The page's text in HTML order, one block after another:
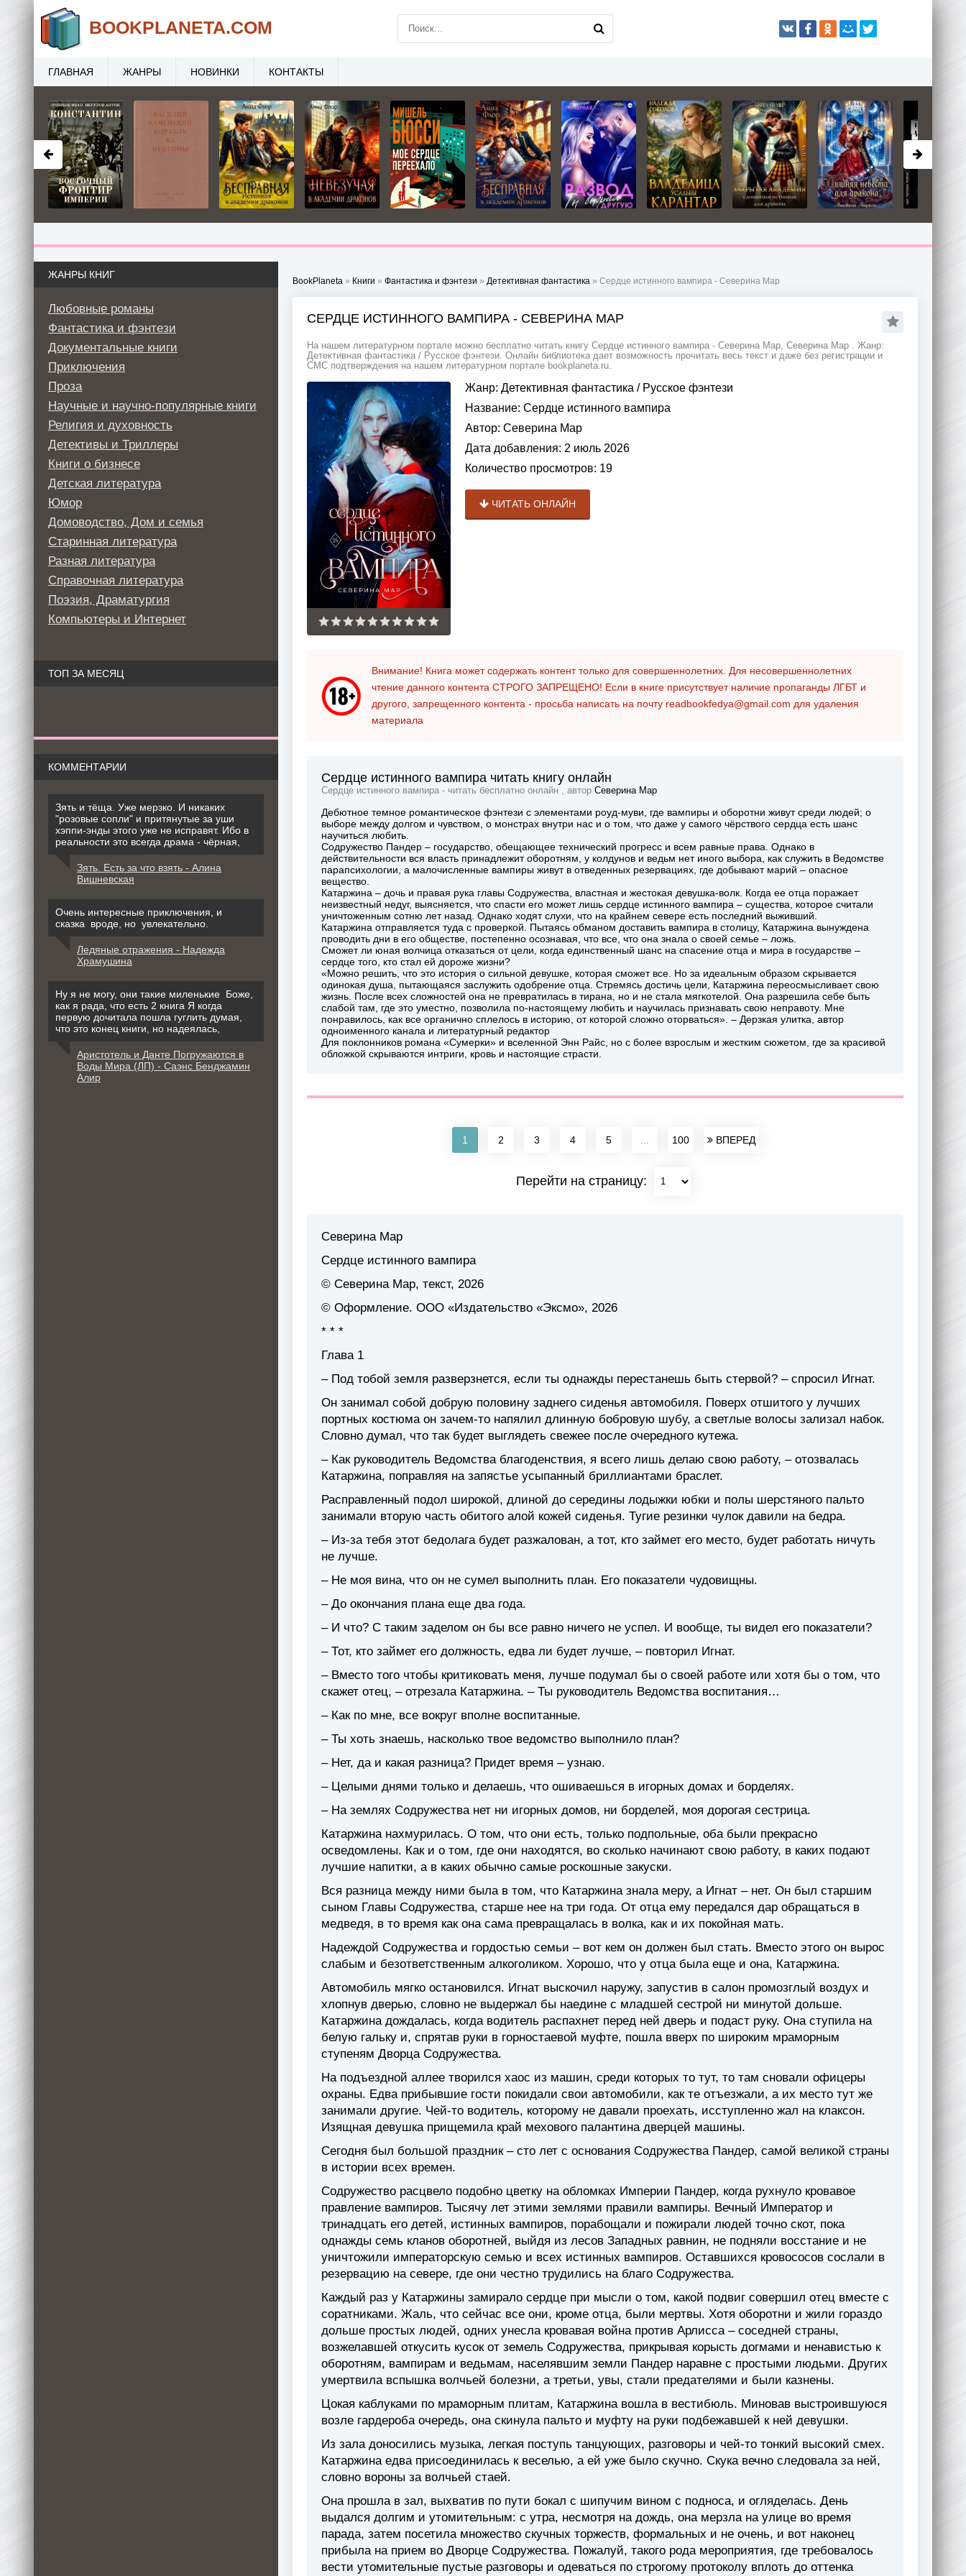
BookPlaneta » Книги » Фантастика и фэнтези » Детективная фантастика » Сердце истинного вампира - Северина Мар
СЕРДЦЕ ИСТИННОГО ВАМПИРА - СЕВЕРИНА МАР
На нашем литературном портале можно бесплатно читать книгу Сердце истинного вампира - Северина Мар, Северина Мар . Жанр:
Детективная фантастика / Русское фэнтези. Онлайн библиотека дает возможность прочитать весь текст и даже без регистрации и
СМС подтверждения на нашем литературном портале bookplaneta.ru.
Жанр: Детективная фантастика / Русское фэнтези
Название: Сердце истинного вампира
Автор: Северина Мар
Дата добавления: 2 июль 2026
Количество просмотров: 19
ЧИТАТЬ ОНЛАЙН
Внимание! Книга может содержать контент только для совершеннолетних. Для несовершеннолетних
чтение данного контента СТРОГО ЗАПРЕЩЕНО! Если в книге присутствует наличие пропаганды ЛГБТ и
другого, запрещенного контента - просьба написать на почту readbookfedya@gmail.com для удаления
материала
Сердце истинного вампира читать книгу онлайн
Сердце истинного вампира - читать бесплатно онлайн , автор Северина Мар
Дебютное темное романтическое фэнтези с элементами роуд-муви, где вампиры и оборотни живут среди людей; о
выборе между долгом и чувством, о монстрах внутри нас и о том, что даже у самого чёрствого сердца есть шанс
научиться любить.
Содружество Пандер – государство, обещающее технический прогресс и всем равные права. Однако в
действительности вся власть принадлежит оборотням, у колдунов и ведьм нет иного выбора, как служить в Ведомстве
парапсихологии, а малочисленные вампиры живут в отведенных резервациях, где добывают марий – опасное
вещество.
Катаржина – дочь и правая рука главы Содружества, властная и жестокая девушка-волк. Когда ее отца поражает
неизвестный недуг, выясняется, что спасти его может лишь сердце истинного вампира – существа, которое считали
уничтоженным сотню лет назад. Однако ходят слухи, что на крайнем севере есть последний выживший.
Катаржина отправляется туда с проверкой. Пытаясь обманом доставить вампира в столицу, Катаржина вынуждена
проводить дни в его обществе, постепенно осознавая, что все, что она знала о своей семье – ложь.
Сможет ли юная волчица отказаться от цели, когда единственный шанс на спасение отца и мира в государстве –
сердце того, кто стал ей дороже жизни?
«Можно решить, что это история о сильной девушке, которая сможет все. Но за идеальным образом скрывается
одинокая душа, пытающаяся заслужить одобрение отца. Стремясь достичь цели, Катаржина переосмысливает свою
жизнь. После всех сложностей она не превратилась в тирана, но и не стала мягкотелой. Она разрешила себе быть
слабой там, где это уместно, позволила по-настоящему любить и научилась признавать свою неправоту. Мне
понравилось, как все органично сплелось в историю, от которой сложно оторваться». – Дерзкая улитка, автор
одноименного канала и литературный редактор
Для поклонников романа «Сумерки» и вселенной Энн Райс, но с более взрослым и жестким сюжетом, где за красивой
обложкой скрываются интриги, кровь и настоящие страсти.
1 2 3 4 5 100 ВПЕРЕД
Перейти на страницу:
Северина Мар
Сердце истинного вампира
© Северина Мар, текст, 2026
© Оформление. ООО «Издательство «Эксмо», 2026
* * *
Глава 1
– Под тобой земля разверзнется, если ты однажды перестанешь быть стервой? – спросил Игнат.
Он занимал собой добрую половину заднего сиденья автомобиля. Поверх отшитого у лучших
портных костюма он зачем-то напялил длинную бобровую шубу, а светлые волосы зализал набок.
Словно думал, что так будет выглядеть свежее после очередного кутежа.
– Как руководитель Ведомства благоденствия, я всего лишь делаю свою работу, – отозвалась
Катаржина, поправляя на запястье усыпанный бриллиантами браслет.
Расправленный подол широкой, длиной до середины лодыжки юбки и полы шерстяного пальто
занимали вторую часть обитого алой кожей сиденья. Тугие резинки чулок давили на бедра.
– Из-за тебя этот бедолага будет разжалован, а тот, кто займет его место, будет работать ничуть
не лучше.
– Не моя вина, что он не сумел выполнить план. Его показатели чудовищны.
– До окончания плана еще два года.
– И что? С таким заделом он бы все равно ничего не успел. И вообще, ты видел его показатели?
– Тот, кто займет его должность, едва ли будет лучше, – повторил Игнат.
– Вместо того чтобы критиковать меня, лучше подумал бы о своей работе или хотя бы о том, что
скажет отец, – отрезала Катаржина. – Ты руководитель Ведомства воспитания…
– Как по мне, все вокруг вполне воспитанные.
– Ты хоть знаешь, насколько твое ведомство выполнило план?
– Нет, да и какая разница? Придет время – узнаю.
– Целыми днями только и делаешь, что ошиваешься в игорных домах и борделях.
– На землях Содружества нет ни игорных домов, ни борделей, моя дорогая сестрица.
Катаржина нахмурилась. О том, что они есть, только подпольные, оба были прекрасно
осведомлены. Как и о том, где они находятся, во сколько начинают свою работу, в каких подают
лучшие напитки, а в каких обычно самые роскошные закуски.
Вся разница между ними была в том, что Катаржина знала меру, а Игнат – нет. Он был старшим
сыном Главы Содружества, старше нее на три года. От отца ему передался дар обращаться в
медведя, в то время как она сама превращалась в волка, как и их покойная мать.
Надеждой Содружества и гордостью семьи – вот кем он должен был стать. Вместо этого он вырос
слабым и безответственным алкоголиком. Хорошо, что у отца была еще и она, Катаржина.
Автомобиль мягко остановился. Игнат выскочил наружу, запустив в салон промозглый воздух и
хлопнув дверью, словно не выдержал бы наедине с младшей сестрой ни минутой дольше.
Катаржина дождалась, когда водитель распахнет перед ней дверь и подаст руку. Она ступила на
белую гальку и, спрятав руки в горностаевой муфте, пошла вверх по широким мраморным
ступеням Дворца Содружества.
На подъездной аллее творился хаос из машин, среди которых то тут, то там сновали офицеры
охраны. Едва прибывшие гости покидали свои автомобили, как те отъезжали, а их место тут же
занимали другие. Чей-то водитель, которому не давали проехать, исступленно жал на клаксон.
Изящная девушка прищемила край мехового палантина дверцей машины.
Сегодня был большой праздник – сто лет с основания Содружества Пандер, самой великой страны
в истории всех времен.
Содружество расцвело подобно цветку на обломках Империи Пандер, когда рухнуло кровавое
правление вампиров. Тысячу лет этими землями правили вампиры. Вечный Император и
тринадцать его детей, истинных вампиров, порабощали и пожирали людей точно скот, пока
однажды семь кланов оборотней, выйдя из лесов Западных равнин, не подняли восстание и не
уничтожили императорскую семью и всех истинных вампиров. Оставшихся кровососов сослали в
резервацию на севере, где они честно трудились на благо Содружества.
Каждый раз у Катаржины замирало сердце при мысли о том, какой подвиг совершил отец вместе с
соратниками. Жаль, что сейчас все они, кроме отца, были мертвы. Хотя оборотни и жили гораздо
дольше простых людей, одних унесла кровавая война против Арлисса – соседней страны,
возжелавшей откусить кусок от земель Содружества, прикрывая корысть догмами и ненавистью к
оборотням, вампирам и ведьмам, населявшим земли Пандер наравне с простыми людьми. Других
умертвила вспышка волчьей болезни, а третьи, увы, стали предателями и были казнены.
Цокая каблуками по мраморным плитам, Катаржина вошла в вестибюль. Миновав выстроившуюся
возле гардероба очередь, она скинула пальто и муфту на руки подбежавшей к ней девушки.
Из зала доносились музыка, легкая поступь танцующих, разговоры и чей-то тонкий высокий смех.
Катаржина едва присоединилась к веселью, а ей уже было скучно. Скука вечно следовала за ней,
словно вороны за волчьей стаей.
Она прошла в зал, выхватив по пути бокал с шипучим вином с подноса, и огляделась. День
выдался долгим и утомительным: с утра, несмотря на дождь, она мерзла на улице во время
парада, затем посетила множество скучных торжеств, формальных и не очень, и вот наконец
прибыла на прием во Дворце Содружества. Пожалуй, такого рода мероприятия, где требовалось
вести утомительные пустые разговоры и одеваться по строгому протоколу вплоть до оттенка
ЖАНРЫ КНИГ
Любовные романы
Фантастика и фэнтези
Документальные книги
Приключения
Проза
Научные и научно-популярные книги
Религия и духовность
Детективы и Триллеры
Книги о бизнесе
Детская литература
Юмор
Домоводство, Дом и семья
Старинная литература
Разная литература
Справочная литература
Поэзия, Драматургия
Компьютеры и Интернет
ТОП ЗА МЕСЯЦ
КОММЕНТАРИИ
Зять и тёща. Уже мерзко. И никаких
"розовые сопли" и притянутые за уши
хэппи-энды этого уже не исправят. Ибо в
реальности это всегда драма - чёрная,
Зять. Есть за что взять - Алина
Вишневская
Очень интересные приключения, и
сказка вроде, но увлекательно.
Ледяные отражения - Надежда
Храмушина
Ну я не могу, они такие миленькие Боже,
как я рада, что есть 2 книга Я когда
первую дочитала пошла гуглить думая,
что это конец книги, но надеялась,
Аристотель и Данте Погружаются в
Воды Мира (ЛП) - Саэнс Бенджамин
Алир
BOOKPLANETA.COM
ГЛАВНАЯ ЖАНРЫ НОВИНКИ КОНТАКТЫ